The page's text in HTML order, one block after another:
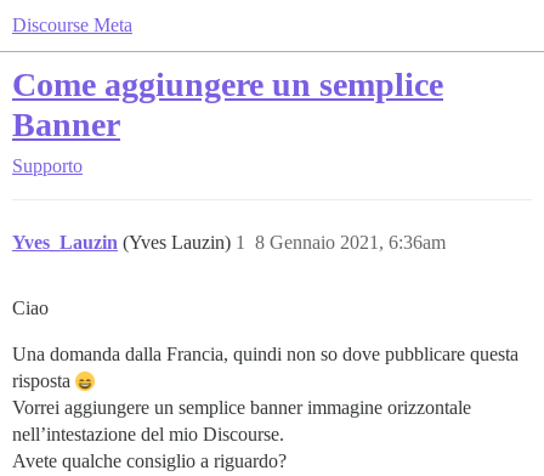
Discourse Meta
Come aggiungere un semplice
Banner
Supporto
Yves_Lauzin (Yves Lauzin) 8 Gennaio 2021, 6:36am
1
Ciao
Una domanda dalla Francia, quindi non so dove pubblicare questa
risposta
Vorrei aggiungere un semplice banner immagine orizzontale
nell’intestazione del mio Discourse.
Avete qualche consiglio a riguardo?